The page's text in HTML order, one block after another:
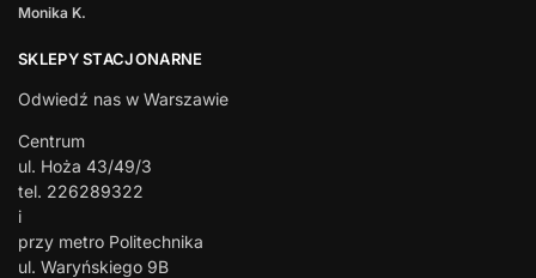
Monika K.
SKLEPY STACJONARNE
Odwiedź nas w Warszawie
Centrum
ul. Hoża 43/49/3
tel. 226289322
i
przy metro Politechnika
ul. Waryńskiego 9B